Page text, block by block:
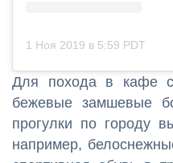
1 Ноя 2019 в 5:59 PDT
Для похода в кафе
бежевые замшевые
прогулки по городу
например,